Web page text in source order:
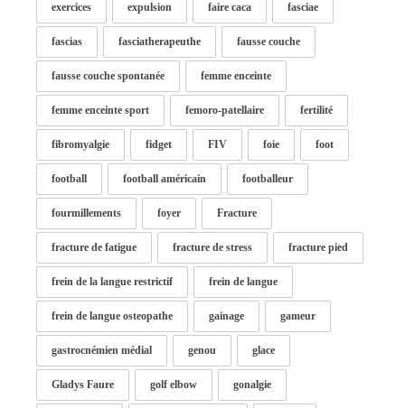
exercices expulsion faire caca fasciae
fascias fasciatherapeuthe fausse couche
fausse couche spontanée femme enceinte
femme enceinte sport femoro-patellaire fertilité
fibromyalgie fidget FIV foie foot
football football américain footballeur
fourmillements foyer Fracture
fracture de fatigue fracture de stress fracture pied
frein de la langue restrictif frein de langue
frein de langue osteopathe gainage gameur
gastrocnémien médial genou glace
Gladys Faure golf elbow gonalgie